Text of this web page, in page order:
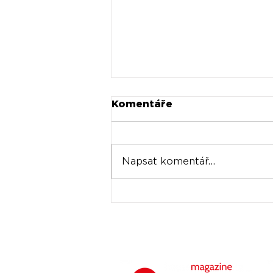
Komentáře
Napsat komentář...